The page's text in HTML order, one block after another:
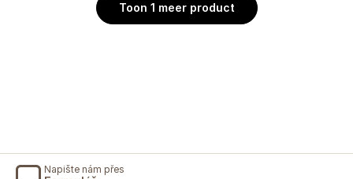
Toon 1 meer product
Napište nám přes